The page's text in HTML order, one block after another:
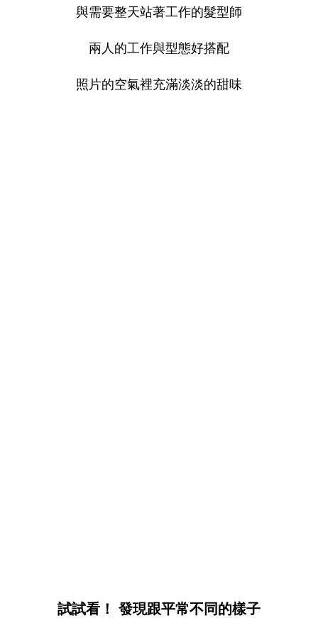
與需要整天站著工作的髮型師
兩人的工作與型態好搭配
照片的空氣裡充滿淡淡的甜味
試試看！ 發現跟平常不同的樣子